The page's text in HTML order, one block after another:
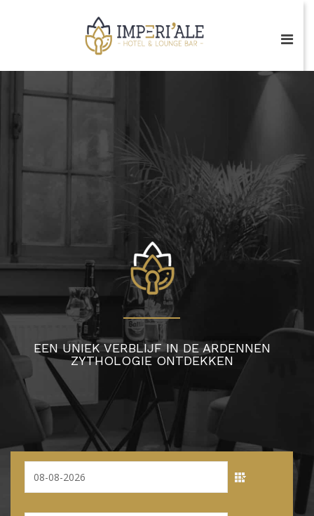
EEN UNIEK VERBLIJF IN DE ARDENNEN
ZYTHOLOGIE ONTDEKKEN